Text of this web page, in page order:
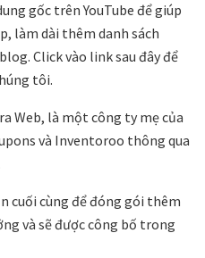
gốc trên YouTube để giúp
làm dài thêm danh sách
Click vào link sau đây để
tôi.
Web, là một công ty mẹ của
và Inventoroo thông qua
cuối cùng để đóng gói thêm
và sẽ được công bố trong